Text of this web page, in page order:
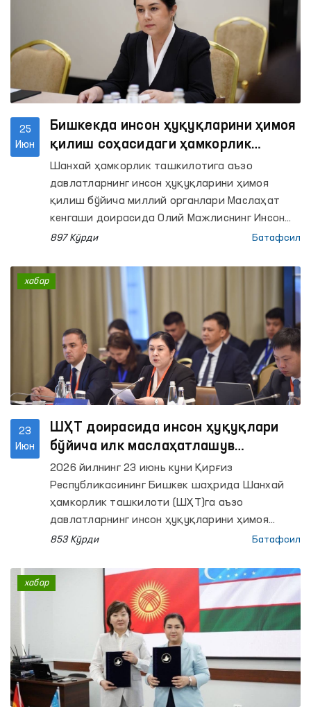
25
Июн
Бишкекда инсон ҳуқуқларини ҳимоя
қилиш соҳасидаги ҳамкорлик
масалалари муҳокама қилинди
Шанхай ҳамкорлик ташкилотига аъзо
давлатларнинг инсон ҳуқуқларини ҳимоя
қилиш бўйича миллий органлари Маслаҳат
кенгаши доирасида Олий Мажлиснинг Инсон
ҳуқуқлари бўйича вакили (омбудсман) Феруза
Кенеши Торагаси Марлен Маматалиевнинг
ШҲТга аъзо давлатлар инсон ҳуқуқлари
институтлари вакиллари билан учрашувида
иштирок этди.
897 Кўрди Батафсил
23
Июн
ШҲТ доирасида инсон ҳуқуқлари
бўйича илк маслаҳатлашув
учрашуви ўтказилди
2026 йилнинг 23 июнь куни Қирғиз
Республикасининг Бишкек шаҳрида Шанхай
ҳамкорлик ташкилоти (ШҲТ)га аъзо
давлатларнинг инсон ҳуқуқларини ҳимоя
қилиш бўйича миллий органлари биринчи
853 Кўрди Батафсил
хабар
хабар